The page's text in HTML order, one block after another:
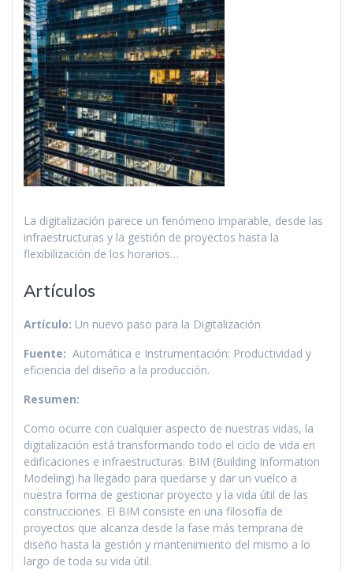
La digitalización parece un fenómeno imparable, desde las
infraestructuras y la gestión de proyectos hasta la
flexibilización de los horarios…
Artículos
Artículo: Un nuevo paso para la Digitalización
Fuente: Automática e Instrumentación: Productividad y
eficiencia del diseño a la producción.
Resumen:
Como ocurre con cualquier aspecto de nuestras vidas, la
digitalización está transformando todo el ciclo de vida en
edificaciones e infraestructuras. BIM (Building Information
Modeling) ha llegado para quedarse y dar un vuelco a
nuestra forma de gestionar proyecto y la vida útil de las
construcciones. El BIM consiste en una filosofía de
proyectos que alcanza desde la fase más temprana de
diseño hasta la gestión y mantenimiento del mismo a lo
largo de toda su vida útil.